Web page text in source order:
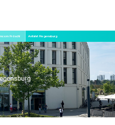
Fröschl Anfahrt Regensburg